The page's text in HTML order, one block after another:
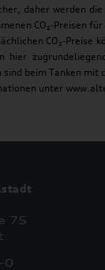
daher werden die
CO₂-Preisen
CO₂-Preise
hier
sind beim Tanken
unter
75
0